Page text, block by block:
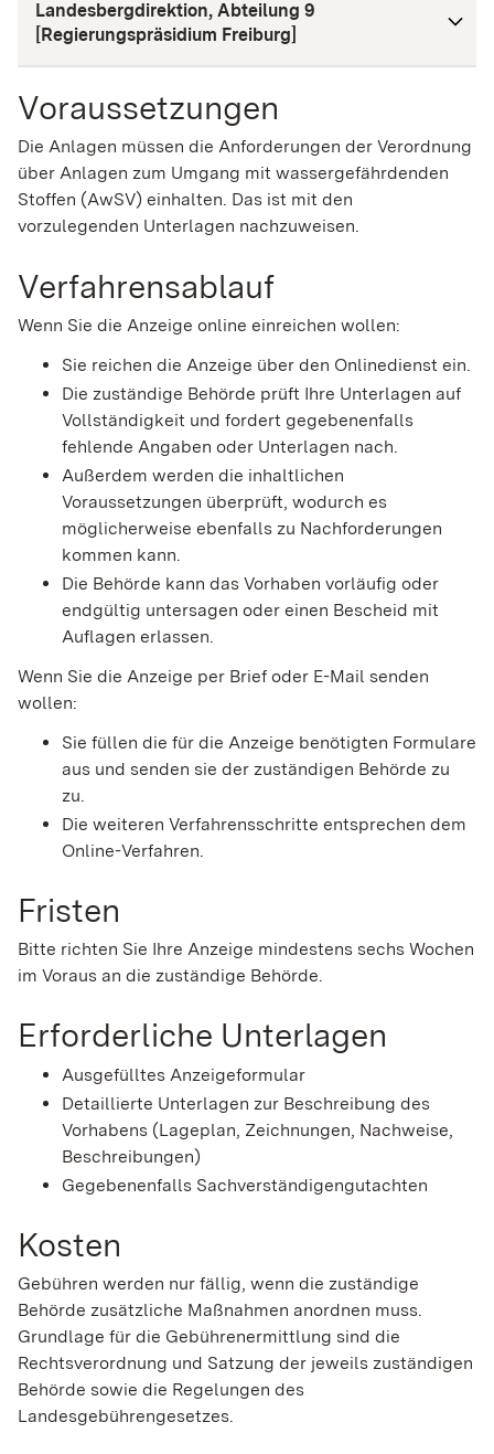
Landesbergdirektion, Abteilung 9
[Regierungspräsidium Freiburg]
Voraussetzungen
Die Anlagen müssen die Anforderungen der Verordnung
über Anlagen zum Umgang mit wassergefährdenden
Stoffen (AwSV) einhalten. Das ist mit den
vorzulegenden Unterlagen nachzuweisen.
Verfahrensablauf
Wenn Sie die Anzeige online einreichen wollen:
Sie reichen die Anzeige über den Onlinedienst ein.
Die zuständige Behörde prüft Ihre Unterlagen auf
Vollständigkeit und fordert gegebenenfalls
fehlende Angaben oder Unterlagen nach.
Außerdem werden die inhaltlichen
Voraussetzungen überprüft, wodurch es
möglicherweise ebenfalls zu Nachforderungen
kommen kann.
Die Behörde kann das Vorhaben vorläufig oder
endgültig untersagen oder einen Bescheid mit
Auflagen erlassen.
Wenn Sie die Anzeige per Brief oder E-Mail senden
wollen:
Sie füllen die für die Anzeige benötigten Formulare
aus und senden sie der zuständigen Behörde zu
zu.
Die weiteren Verfahrensschritte entsprechen dem
Online-Verfahren.
Fristen
Bitte richten Sie Ihre Anzeige mindestens sechs Wochen
im Voraus an die zuständige Behörde.
Erforderliche Unterlagen
Ausgefülltes Anzeigeformular
Detaillierte Unterlagen zur Beschreibung des
Vorhabens (Lageplan, Zeichnungen, Nachweise,
Beschreibungen)
Gegebenenfalls Sachverständigengutachten
Kosten
Gebühren werden nur fällig, wenn die zuständige
Behörde zusätzliche Maßnahmen anordnen muss.
Grundlage für die Gebührenermittlung sind die
Rechtsverordnung und Satzung der jeweils zuständigen
Behörde sowie die Regelungen des
Landesgebührengesetzes.